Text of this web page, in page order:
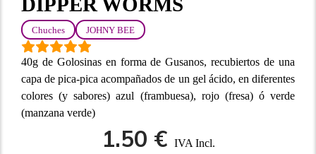
Chuches JOHNY BEE
40g de Golosinas en forma de Gusanos, recubiertos de una
capa de pica-pica acompañados de un gel ácido, en diferentes
colores (y sabores) azul (frambuesa), rojo (fresa) ó verde
(manzana verde)
1.50 € IVA Incl.